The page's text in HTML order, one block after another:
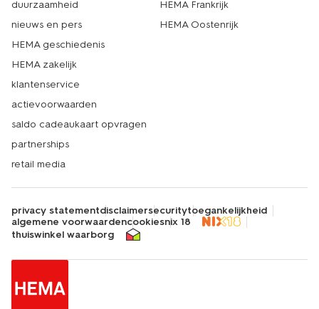
duurzaamheid
nieuws en pers
HEMA geschiedenis
HEMA zakelijk
klantenservice
actievoorwaarden
saldo cadeaukaart opvragen
partnerships
retail media
HEMA Frankrijk
HEMA Oostenrijk
privacy statementdisclaimersecuritytoegankelijkheid
algemene voorwaardencookiesnix 18
thuiswinkel waarborg